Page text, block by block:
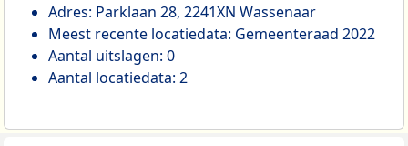
Adres: Parklaan 28, 2241XN Wassenaar
Meest recente locatiedata: Gemeenteraad 2022
Aantal uitslagen: 0
Aantal locatiedata: 2